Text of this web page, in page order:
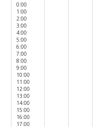
0:00
1:00
2:00
3:00
4:00
5:00
6:00
7:00
8:00
9:00
10:00
11:00
12:00
13:00
14:00
15:00
16:00
17:00